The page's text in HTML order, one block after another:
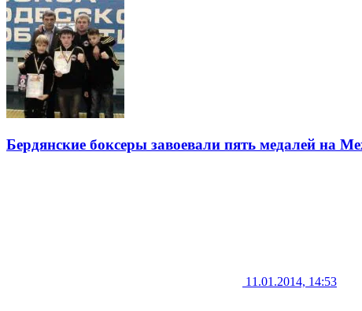
Бердянские боксеры завоевали пять медалей на
11.01.2014, 14:53